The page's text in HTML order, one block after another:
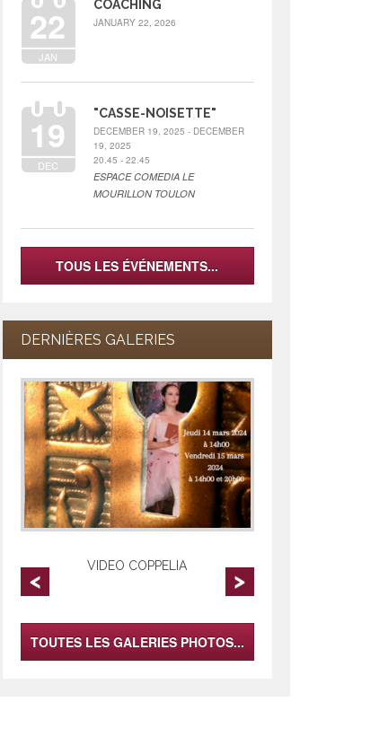
22
JAN
COACHING
JANUARY 22, 2026
19
DEC
"CASSE-NOISETTE"
DECEMBER 19, 2025 - DECEMBER
19, 2025
20.45 - 22.45
ESPACE COMEDIA LE
MOURILLON TOULON
TOUS LES ÉVÉNEMENTS...
DERNIÈRES GALERIES
VIDEO COPPELIA
TOUTES LES GALERIES PHOTOS...